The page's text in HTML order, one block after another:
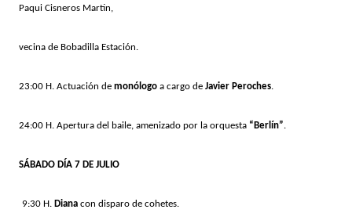
Paqui Cisneros Martin,
vecina de Bobadilla Estación.
23:00 H. Actuación de monólogo a cargo de Javier Peroches.
24:00 H. Apertura del baile, amenizado por la orquesta “Berlín”.
SÁBADO DÍA 7 DE JULIO
9:30 H. Diana con disparo de cohetes.